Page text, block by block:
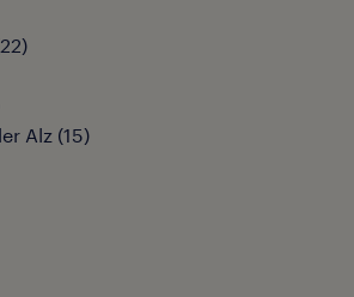
22)
Alz (15)